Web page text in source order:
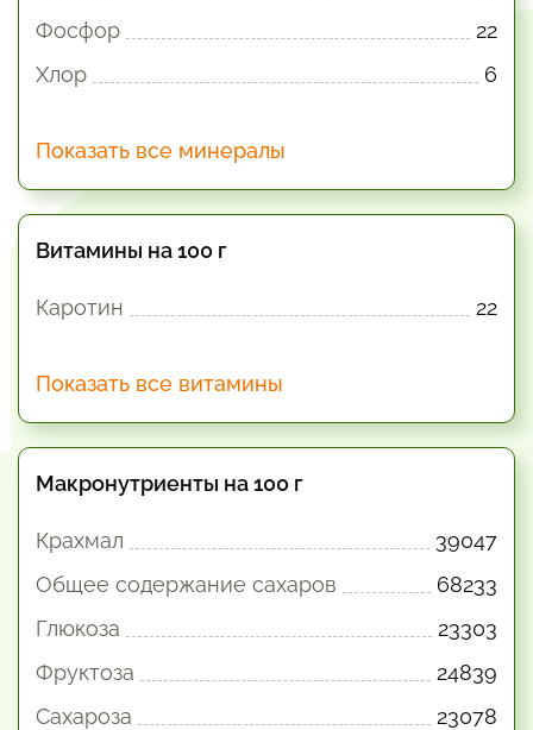
Фосфор
22
Хлор
6
Показать все минералы
Витамины на 100 г
Каротин 22
Показать все витамины
Макронутриенты на 100 г
Крахмал
39047
Общее содержание сахаров
68233
Глюкоза
23303
Фруктоза
24839
Сахароза
23078